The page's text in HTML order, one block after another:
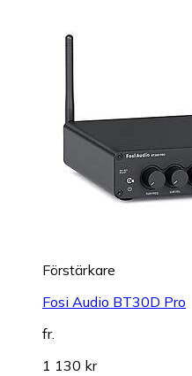
Förstärkare
Fosi Audio BT30D Pro
fr.
1 130 kr